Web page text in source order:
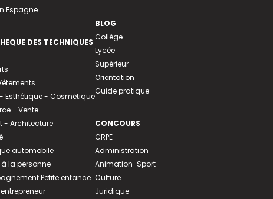
Espagne
DES TECHNIQUES
Esthétique - Cosmétique
- Vente
- Architecture
automobile
à la personne
Petite enfance
BLOG
Collège
Lycée
Supérieur
Orientation
Guide pratique
CONCOURS
CRPE
Administration
Animation-Sport
Culture
Juridique